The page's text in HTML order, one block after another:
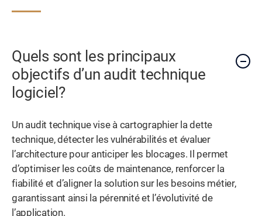
Quels sont les principaux
objectifs d’un audit technique
logiciel?
Un audit technique vise à cartographier la dette
technique, détecter les vulnérabilités et évaluer
l’architecture pour anticiper les blocages. Il permet
d’optimiser les coûts de maintenance, renforcer la
fiabilité et d’aligner la solution sur les besoins métier,
garantissant ainsi la pérennité et l’évolutivité de
l’application.